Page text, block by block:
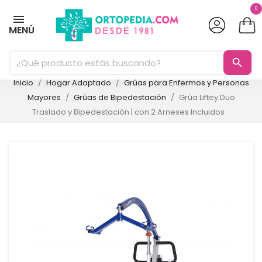
MENÚ
0
search
Inicio Hogar Adaptado
Grúas para Enfermos y Personas
Mayores
Grúas de Bipedestación
Grúa Liftey Duo
Traslado y Bipedestación | con 2 Arneses Incluidos